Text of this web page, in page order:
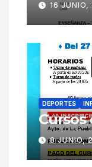
16 JUNIO,
DEPORTES
Cursos
8 JUNIO,